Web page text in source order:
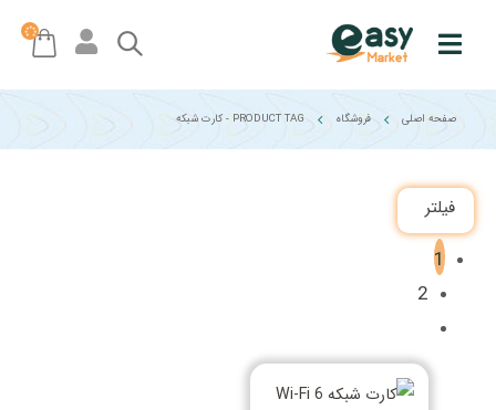
صفحه اصلی فروشگاه PRODUCT TAG - کارت شبکه
فیلتر
1
2